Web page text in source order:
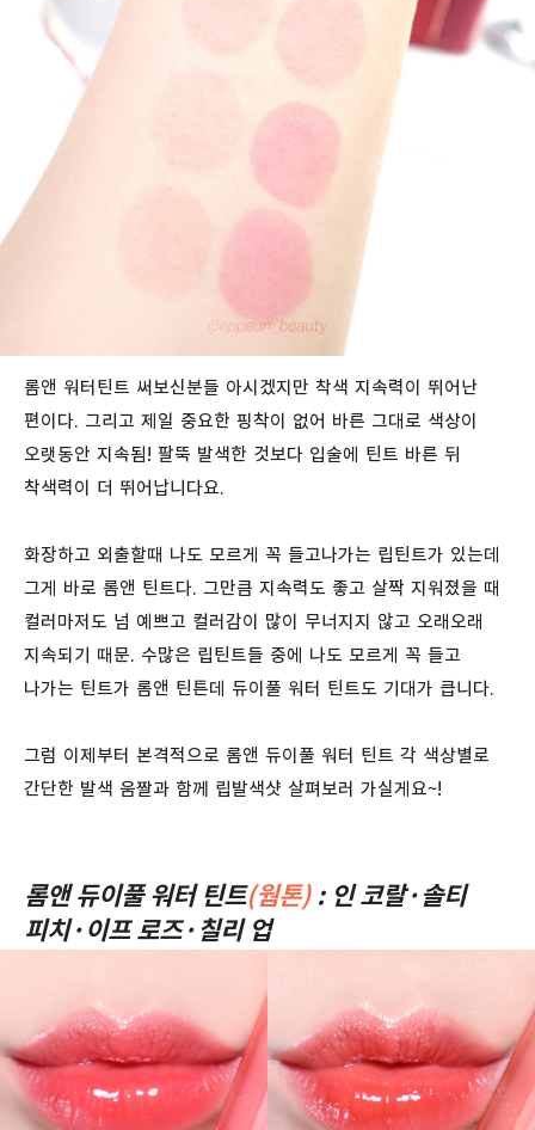
롬앤 워터틴트 써보신분들 아시겠지만 착색 지속력이 뛰어난
편이다. 그리고 제일 중요한 핑착이 없어 바른 그대로 색상이
오랫동안 지속됨! 팔뚝 발색한 것보다 입술에 틴트 바른 뒤
착색력이 더 뛰어납니다요.
화장하고 외출할때 나도 모르게 꼭 들고나가는 립틴트가 있는데
그게 바로 롬앤 틴트다. 그만큼 지속력도 좋고 살짝 지워졌을 때
컬러마저도 넘 예쁘고 컬러감이 많이 무너지지 않고 오래오래
지속되기 때문. 수많은 립틴트들 중에 나도 모르게 꼭 들고
나가는 틴트가 롬앤 틴튼데 듀이풀 워터 틴트도 기대가 큽니다.
그럼 이제부터 본격적으로 롬앤 듀이풀 워터 틴트 각 색상별로
간단한 발색 움짤과 함께 립발색샷 살펴보러 가실게요~!
롬앤 듀이풀 워터 틴트(웜톤): 인 코랄·솔티
피치·이프 로즈·칠리 업